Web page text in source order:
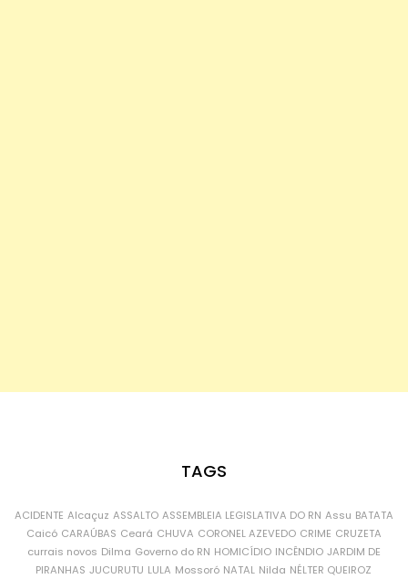
TAGS
ACIDENTE Alcaçuz ASSALTO ASSEMBLEIA LEGISLATIVA DO RN Assu BATATA
Caicó CARAÚBAS Ceará CHUVA CORONEL AZEVEDO CRIME CRUZETA
currais novos Dilma Governo do RN HOMICÍDIO INCÊNDIO JARDIM DE
PIRANHAS JUCURUTU LULA Mossoró NATAL Nilda NÉLTER QUEIROZ